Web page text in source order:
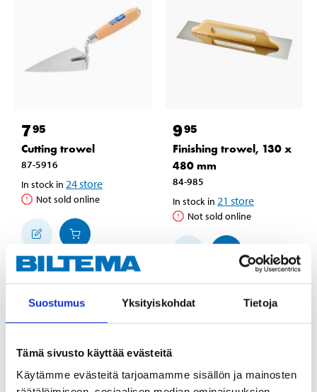
Suostumus Yksityiskohdat Tietoja
Tämä sivusto käyttää evästeitä
Käytämme evästeitä tarjoamamme sisällön ja mainosten
795
Cutting trowel
87-5916
In stock in 24store
Not sold online
995
Finishing trowel, 130 x
480 mm
84-985
In stock in 21 store
Not sold online